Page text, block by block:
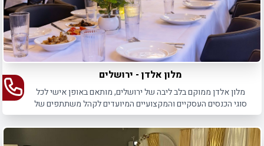
מלון אלדן - ירושלים
מלון אלדן ממוקם בלב ליבה של ירושלים, מותאם באופן אישי לכל
סוגי הכנסים העסקיים והמקצועיים המיועדים לקהל משתתפים של
עד 80 איש.